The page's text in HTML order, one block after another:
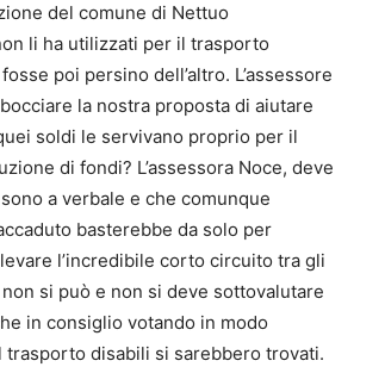
del comune di Nettuo
li ha utilizzati per il trasporto
poi persino dell’altro. L’assessore
la nostra proposta di aiutare
soldi le servivano proprio per il
di fondi? L’assessora Noce, deve
a verbale e che comunque
basterebbe da solo per
l’incredibile corto circuito tra gli
si può e non si deve sottovalutare
in consiglio votando in modo
disabili si sarebbero trovati.